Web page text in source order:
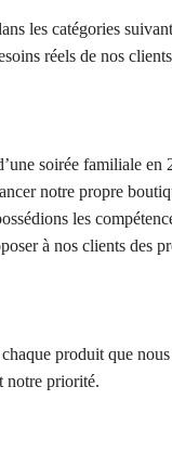
les catégories
réels de nos
soirée familiale en
notre propre
les
à nos clients des
produit que
notre priorité.